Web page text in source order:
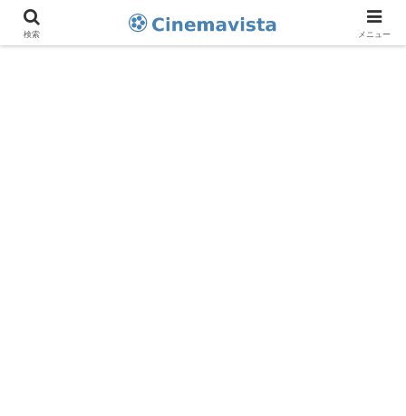
検索 メニュー